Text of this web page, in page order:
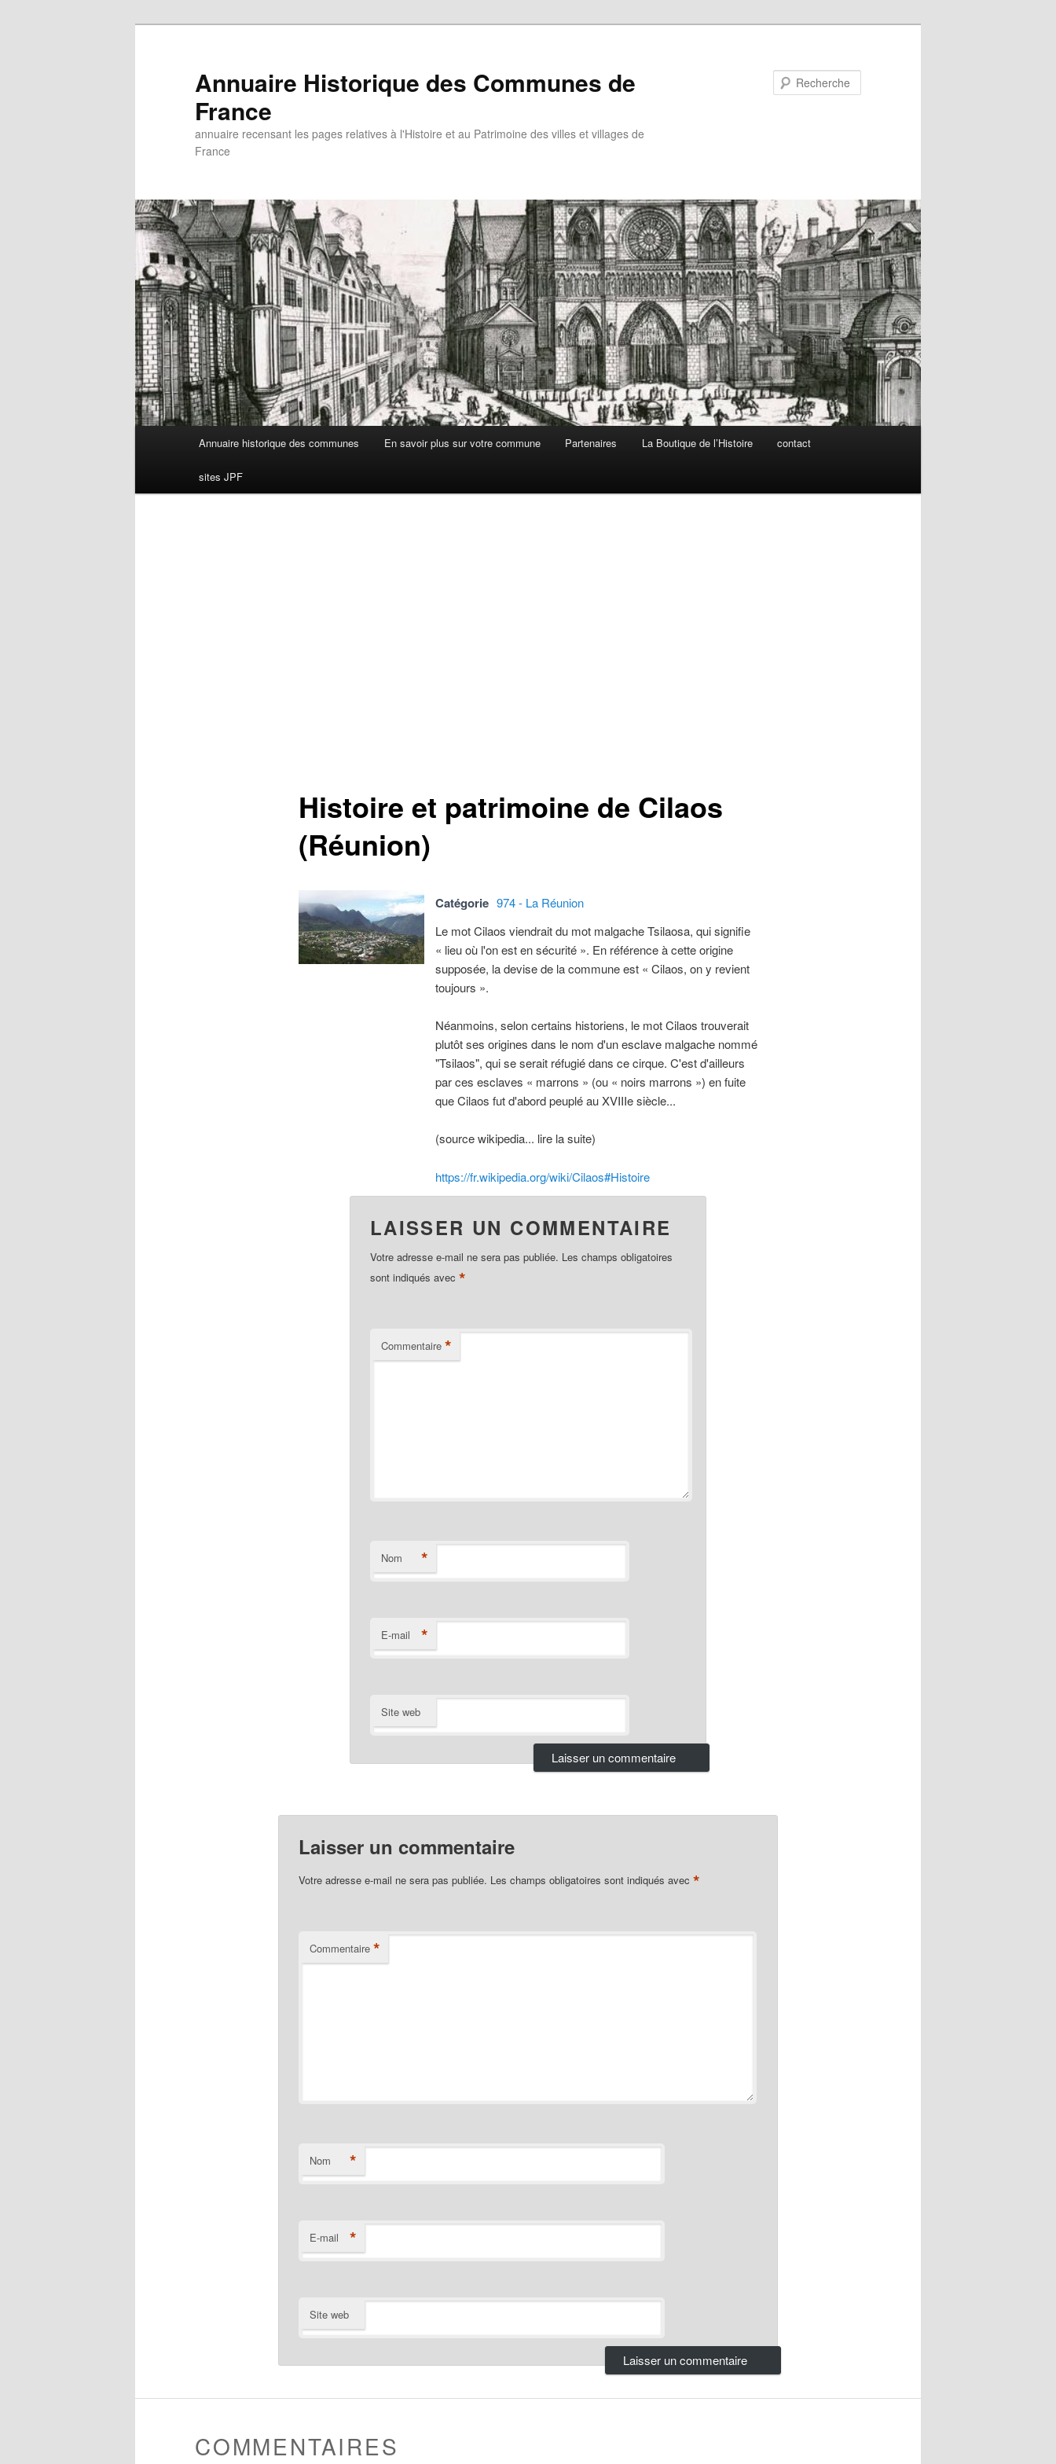
Annuaire Historique des Communes de
France
annuaire recensant les pages relatives à l'Histoire et au Patrimoine des villes et villages de
France
principal
Annuaire historique des communes En savoir plus sur votre commune Partenaires La Boutique de l’Histoire contact
sites JPF
Histoire et patrimoine de Cilaos
(Réunion)
Catégorie 974 - La Réunion
Le mot Cilaos viendrait du mot malgache Tsilaosa, qui signifie
« lieu où l'on est en sécurité ». En référence à cette origine
supposée, la devise de la commune est « Cilaos, on y revient
toujours ».
Néanmoins, selon certains historiens, le mot Cilaos trouverait
plutôt ses origines dans le nom d'un esclave malgache nommé
"Tsilaos", qui se serait réfugié dans ce cirque. C'est d'ailleurs
par ces esclaves « marrons » (ou « noirs marrons ») en fuite
que Cilaos fut d'abord peuplé au XVIIIe siècle...
(source wikipedia... lire la suite)
https://fr.wikipedia.org/wiki/Cilaos#Histoire
LAISSER UN COMMENTAIRE
Votre adresse e-mail ne sera pas publiée. Les champs obligatoires
sont indiqués avec *
Commentaire *
Nom *
E-mail *
Site web
Laisser un commentaire
Votre adresse e-mail ne sera pas publiée. Les champs obligatoires sont indiqués avec *
Commentaire *
Nom *
E-mail *
Site web
COMMENTAIRES